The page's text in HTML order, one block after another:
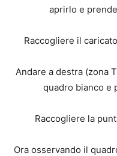
aprirlo e
Raccogliere il
Andare a destra (zona
quadro bianco e
Raccogliere la
Ora osservando il